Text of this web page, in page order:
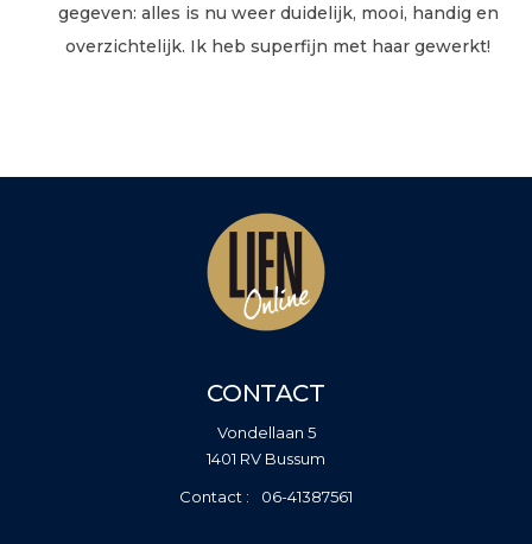
gegeven: alles is nu weer duidelijk, mooi, handig en
overzichtelijk. Ik heb superfijn met haar gewerkt!
CONTACT
Vondellaan 5
1401 RV Bussum
06-41387561